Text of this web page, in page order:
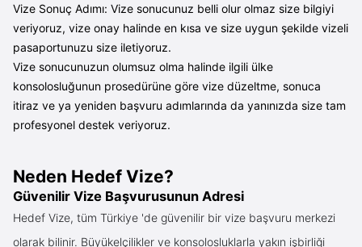
Vize Sonuç Adımı: Vize sonucunuz belli olur olmaz size bilgiyi
veriyoruz, vize onay halinde en kısa ve size uygun şekilde vizeli
pasaportunuzu size iletiyoruz.
Vize sonucunuzun olumsuz olma halinde ilgili ülke
konsolosluğunun prosedürüne göre vize düzeltme, sonuca
itiraz ve ya yeniden başvuru adımlarında da yanınızda size tam
profesyonel destek veriyoruz.
Neden Hedef Vize?
Güvenilir Vize Başvurusunun Adresi
Hedef Vize, tüm Türkiye 'de güvenilir bir vize başvuru merkezi
olarak bilinir. Büyükelçilikler ve konsolosluklarla yakın işbirliği